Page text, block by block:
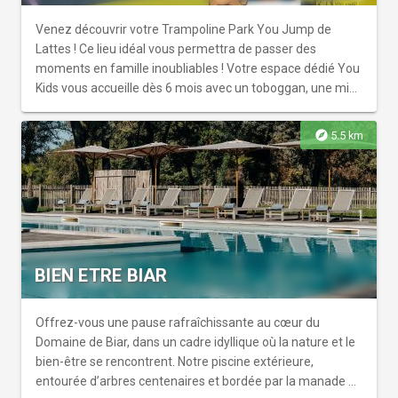
Venez découvrir votre Trampoline Park You Jump de
Lattes ! Ce lieu idéal vous permettra de passer des
moments en famille inoubliables ! Votre espace dédié You
Kids vous accueille dès 6 mois avec un toboggan, une mini
d'obstacles. Dès 3 ans, découvrez la Trampoline Arena, le
Parcours Ninja Warrior, le Walking Wall, et bien d'autres
activités dans votre parc, ou en ligne sur trampolinepark.fr.
Nous mettons à votre disposition un parking gratuit sur
place, des installations 100% sécurisées et climatisées. Un
espace dédié pour les parents accompagné d'un bar pour
se restaurer et d'une connexion wifi ! Venez partager des
moments ludiques en famille au Trampoline Park de
Lattes, et profitez d'une journée remplie de fun !
explore5.5 km
BIEN ETRE BIAR
Offrez-vous une pause rafraîchissante au cœur du
Domaine de Biar, dans un cadre idyllique où la nature et le
bien-être se rencontrent. Notre piscine extérieure,
entourée d’arbres centenaires et bordée par la manade de